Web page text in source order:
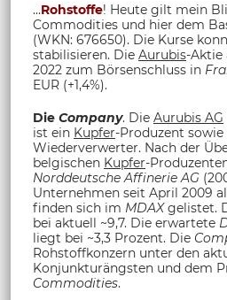
...Rohstoffe! Heute gilt mein
Commodities und hier dem
(WKN: 676650). Die Kurse
stabilisieren. Die Aurubis-Aktie
2022 zum Börsenschluss in
EUR (+1,4%).
Die Company. Die Aurubis AG
ist ein Kupfer-Produzent sowie
Wiederverwerter. Nach der
belgischen Kupfer-
Norddeutsche Affinerie AG
Unternehmen seit April 2009
finden sich im MDAXgelistet.
bei aktuell ~9,7. Die erwartete
liegt bei ~3,3 Prozent. Die
Rohstoffkonzern unter den
Konjunkturängsten und dem
Commodities.